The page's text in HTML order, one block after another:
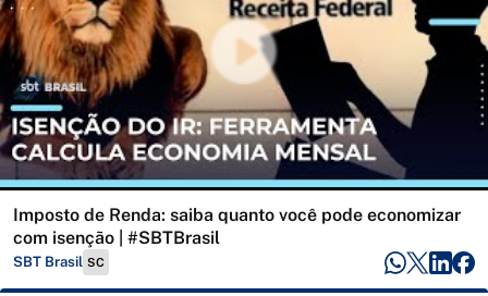
Imposto de Renda: saiba quanto você pode economizar
com isenção | #SBTBrasil
SBT Brasil SC